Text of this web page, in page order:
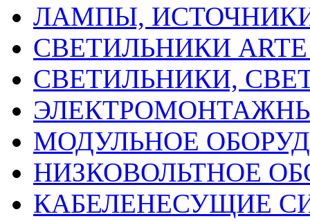
ЛАМПЫ,
СВЕТИЛЬНИКИ ARTE
СВЕТИЛЬНИКИ,
МОДУЛЬНОЕ
НИЗКОВОЛЬТНОЕ
КАБЕЛЕНЕСУЩИЕ